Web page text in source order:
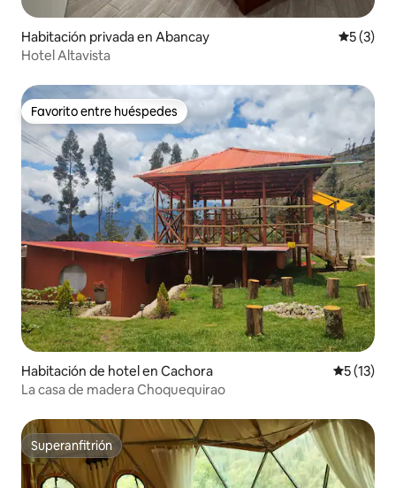
Habitación privada en Abancay
5 (3)
Hotel Altavista
Favorito entre huéspedes
Favorito entre huéspedes
Habitación de hotel en Cachora
5 (13)
La casa de madera Choquequirao
Superanfitrión
Superanfitrión